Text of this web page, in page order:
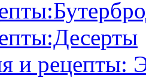
и рецепты: